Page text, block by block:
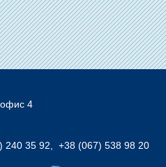
4
240 35 92, +38 (067) 538 98 20